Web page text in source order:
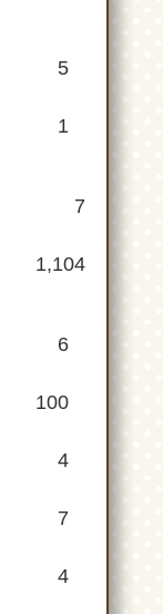
5
1
7
1,104
6
100
4
7
4